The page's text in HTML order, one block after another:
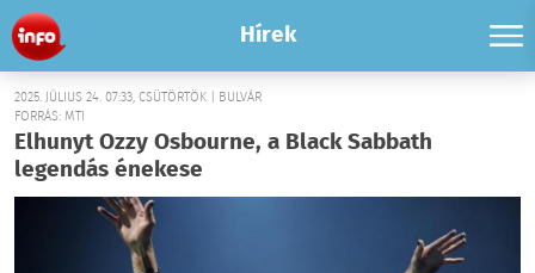
Hírek
2025. JÚLIUS 24. 07:33, CSÜTÖRTÖK | BULVÁR
FORRÁS: MTI
Elhunyt Ozzy Osbourne, a Black Sabbath
legendás énekese